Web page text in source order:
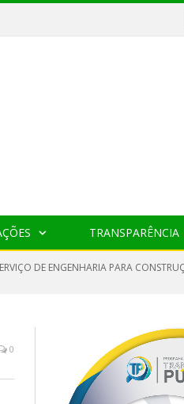
TRANSPARÊNCIA
DE ENGENHARIA PARA
0